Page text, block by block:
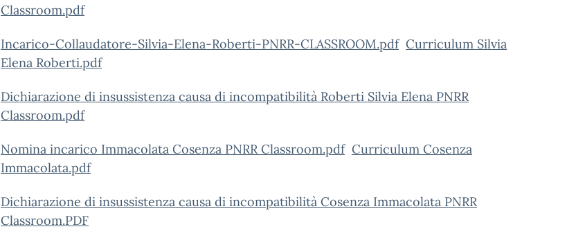
Classroom.pdf
Incarico-Collaudatore-Silvia-Elena-Roberti-PNRR-CLASSROOM.pdf Curriculum Silvia
Elena Roberti.pdf
Dichiarazione di insussistenza causa di incompatibilità Roberti Silvia Elena PNRR
Classroom.pdf
Nomina incarico Immacolata Cosenza PNRR Classroom.pdf Curriculum Cosenza
Immacolata.pdf
Dichiarazione di insussistenza causa di incompatibilità Cosenza Immacolata PNRR
Classroom.PDF